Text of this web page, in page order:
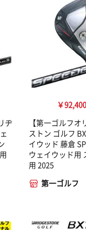
ヂ
￥
【第一ゴルフ
ストン ゴルフ
イウッド 藤倉
ウェイウッド用
用 2025
第一ゴルフ